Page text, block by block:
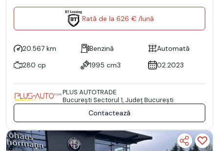
Rată de la 626 € /lună
20.567 km Benzină
Automată
280 cp
1995 cm3 02.2023
PLUS AUTOTRADE
Bucureşti Sectorul 1, Județ București
Contactează